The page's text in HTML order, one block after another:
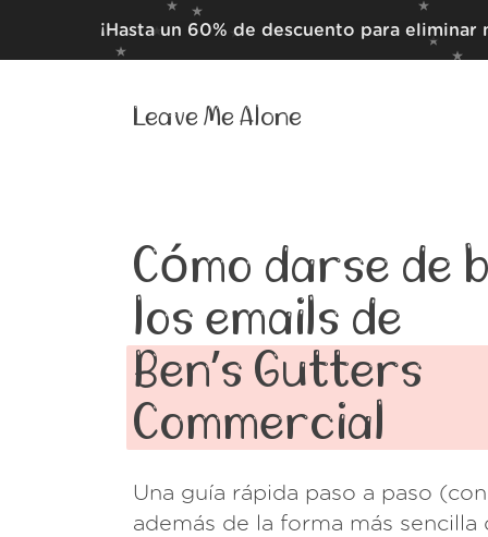
¡Hasta un 60% de descuento para eliminar
Leave Me Alone
Cómo darse de
los emails de
Ben’s Gutters
Commercial
Una guía rápida paso a paso
además de la forma más sencilla